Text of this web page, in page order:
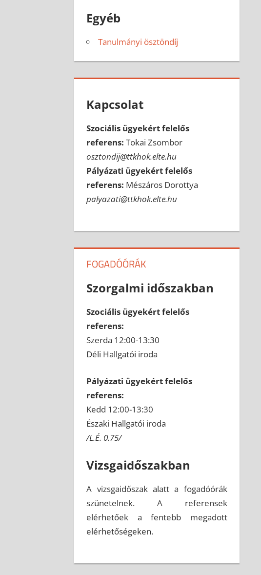
Egyéb
Tanulmányi ösztöndíj
Kapcsolat
Szociális ügyekért felelős
referens: Tokai Zsombor
osztondij@ttkhok.elte.hu
Pályázati ügyekért felelős
referens: Mészáros Dorottya
palyazati@ttkhok.elte.hu
FOGADÓÓRÁK
Szorgalmi időszakban
Szociális ügyekért felelős
referens:
Szerda 12:00-13:30
Déli Hallgatói iroda
Pályázati ügyekért felelős
referens:
Kedd 12:00-13:30
Északi Hallgatói iroda
/L.É. 0.75/
Vizsgaidőszakban
A vizsgaidőszak alatt a fogadóórák
szünetelnek. A referensek
elérhetőek a fentebb megadott
elérhetőségeken.